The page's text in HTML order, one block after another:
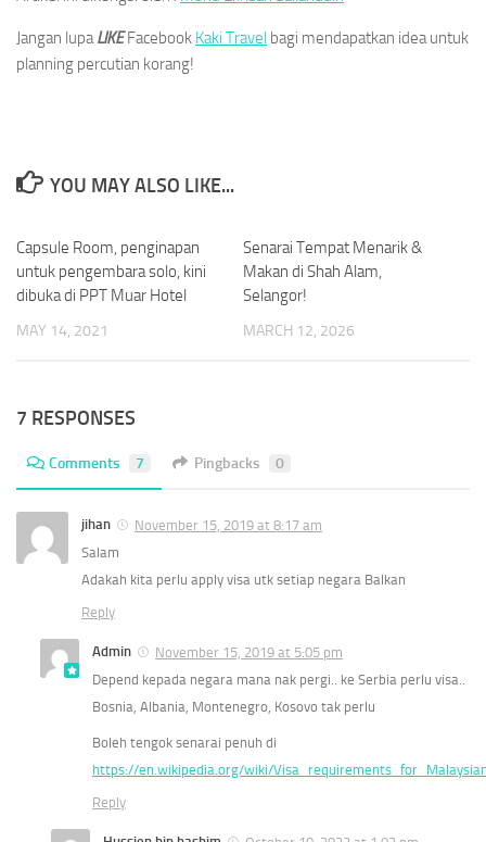
Jangan lupaLIKEFacebook Kaki Travel bagi mendapatkan idea untuk
planning percutian korang!
YOU MAY ALSO LIKE...
Capsule Room, penginapan
untuk pengembara solo, kini
dibuka di PPT Muar Hotel
MAY 14, 2021
Senarai Tempat Menarik &
Makan di Shah Alam,
Selangor!
MARCH 12, 2026
7 RESPONSES
Comments 7 Pingbacks 0
jihan
November 15, 2019 at 8:17 am
Salam
Adakah kita perlu apply visa utk setiap negara Balkan
Reply
Admin
November 15, 2019 at 5:05 pm
Depend kepada negara mana nak pergi.. ke Serbia perlu visa..
Bosnia, Albania, Montenegro, Kosovo tak perlu
Boleh tengok senarai penuh di
https://en.wikipedia.org/wiki/
Reply